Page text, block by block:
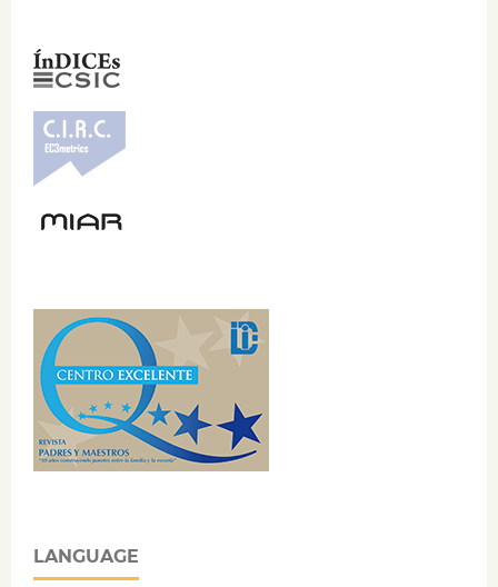
LANGUAGE